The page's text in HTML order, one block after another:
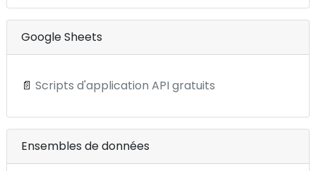
Google Sheets
📄 Scripts d'application API gratuits
Ensembles de données